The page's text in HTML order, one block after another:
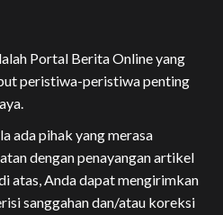
Portal Berita Online yang
peristiwa-peristiwa penting
ada pihak yang merasa
dengan penayangan artikel
atas, Anda dapat mengirimkan
sanggahan dan/atau koreksi